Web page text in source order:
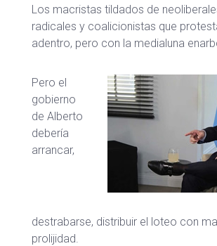
Los macristas tildados de
radicales y coalicionistas que
adentro, pero con la medialuna
Pero el
gobierno
de Alberto
debería
arrancar,
destrabarse, distribuir el loteo con
prolijidad.